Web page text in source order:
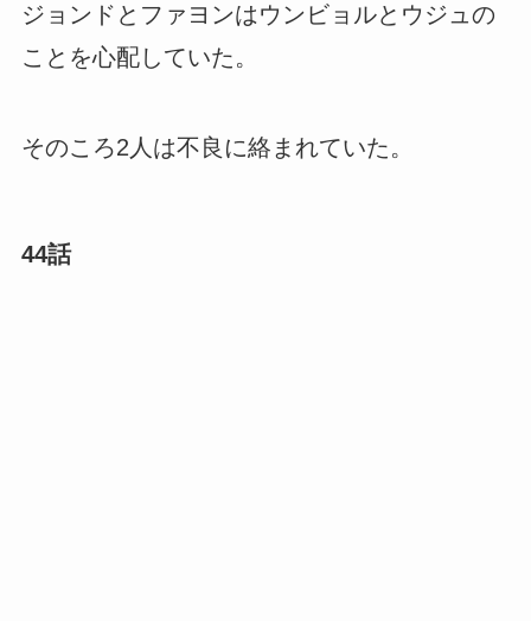
ジョンドとファヨンはウンビョルとウジュの
ことを心配していた。
そのころ2人は不良に絡まれていた。
44話